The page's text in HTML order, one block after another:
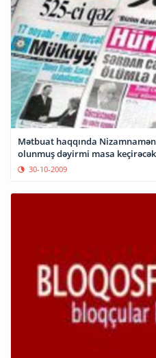
Mətbuat haqqında
olunmuş dəyirmi masa keçirəcək
30-10-2009